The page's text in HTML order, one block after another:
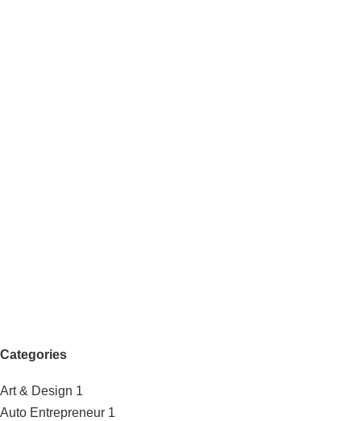
Categories
Art & Design 1
Auto Entrepreneur 1